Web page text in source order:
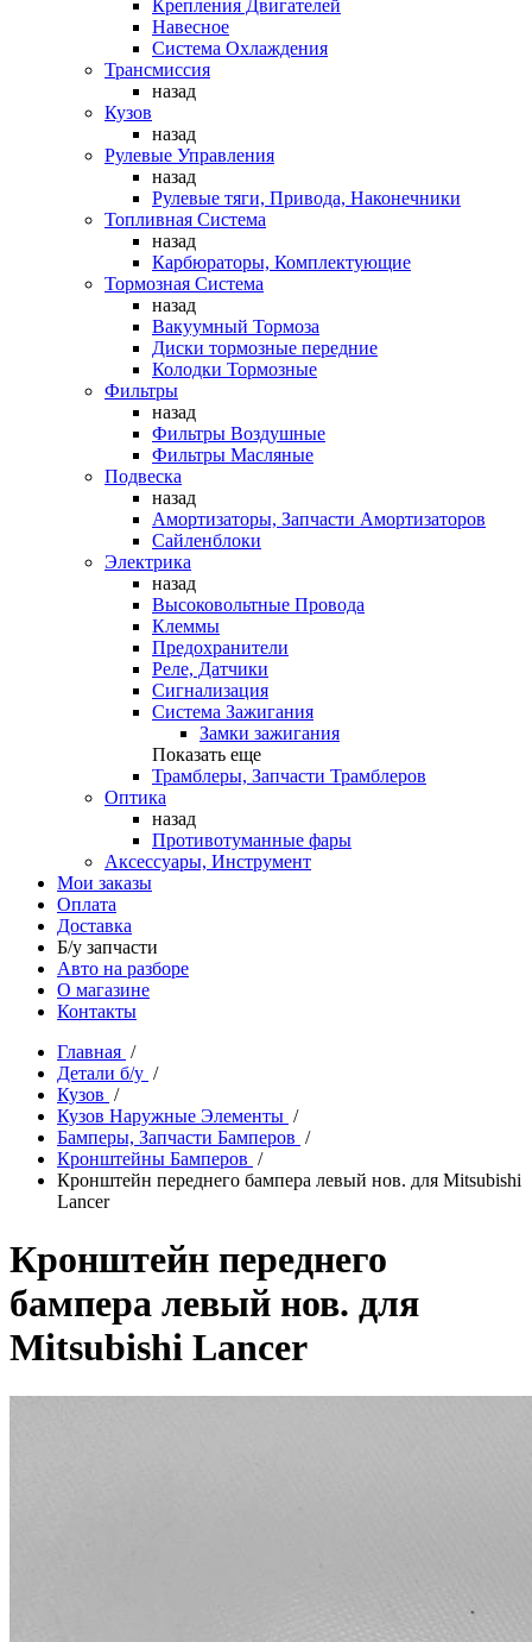
Крепления Двигателей
Навесное
Система Охлаждения
Трансмиссия
назад
Кузов
назад
Рулевые Управления
назад
Рулевые тяги, Привода, Наконечники
Топливная Система
назад
Карбюраторы, Комплектующие
Тормозная Система
назад
Вакуумный Тормоза
Диски тормозные передние
Колодки Тормозные
Фильтры
назад
Фильтры Воздушные
Фильтры Масляные
Подвеска
назад
Амортизаторы, Запчасти Амортизаторов
Сайленблоки
Электрика
назад
Высоковольтные Провода
Клеммы
Предохранители
Реле, Датчики
Сигнализация
Система Зажигания
Замки зажигания
Показать еще
Трамблеры, Запчасти Трамблеров
Оптика
назад
Противотуманные фары
Аксессуары, Инструмент
Мои заказы
Оплата
Доставка
Б/у запчасти
Авто на разборе
О магазине
Контакты
Главная /
Детали б/у /
Кузов /
Кузов Наружные Элементы /
Бамперы, Запчасти Бамперов /
Кронштейны Бамперов /
Кронштейн переднего бампера левый нов. для Mitsubishi
Lancer
Кронштейн переднего
бампера левый нов. для
Mitsubishi Lancer